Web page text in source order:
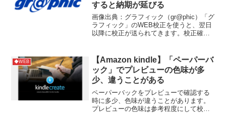
すると納期が延びる
画像出典：グラフィック（gr@phic）「グ
ラフィック」のWEB校正を使うと、翌日
以降に校正が送られてきます。校正確認
ラフィック（gr@phic）参考サイト
◆WEB
【Amazon kindle】「ペーパーバ
ック」でプレビューの色味が多
少、違うことがある
ペーパーバックをプレビューで確認する
時に多少、色味が違うことがあります。
プレビューの色味は参考程度にして校正